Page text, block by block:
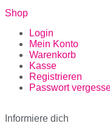
Shop
Login
Mein Konto
Warenkorb
Kasse
Registrieren
Passwort
Informiere dich